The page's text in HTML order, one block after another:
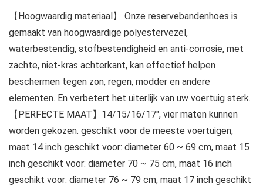
【Hoogwaardig materiaal】 Onze reservebandenhoes is
gemaakt van hoogwaardige polyestervezel,
waterbestendig, stofbestendigheid en anti-corrosie, met
zachte, niet-kras achterkant, kan effectief helpen
beschermen tegen zon, regen, modder en andere
elementen. En verbetert het uiterlijk van uw voertuig sterk.
【PERFECTE MAAT】14/15/16/17″, vier maten kunnen
worden gekozen. geschikt voor de meeste voertuigen,
maat 14 inch geschikt voor: diameter 60 ~ 69 cm, maat 15
inch geschikt voor: diameter 70 ~ 75 cm, maat 16 inch
geschikt voor: diameter 76 ~ 79 cm, maat 17 inch geschikt